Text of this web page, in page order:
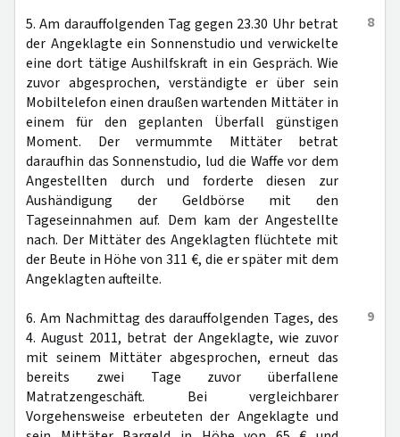
8
5. Am darauffolgenden Tag gegen 23.30 Uhr betrat
der Angeklagte ein Sonnenstudio und verwickelte
eine dort tätige Aushilfskraft in ein Gespräch. Wie
zuvor abgesprochen, verständigte er über sein
Mobiltelefon einen draußen wartenden Mittäter in
einem für den geplanten Überfall günstigen
Moment. Der vermummte Mittäter betrat
daraufhin das Sonnenstudio, lud die Waffe vor dem
Angestellten durch und forderte diesen zur
Aushändigung der Geldbörse mit den
Tageseinnahmen auf. Dem kam der Angestellte
nach. Der Mittäter des Angeklagten flüchtete mit
der Beute in Höhe von 311 €, die er später mit dem
Angeklagten aufteilte.
9
6. Am Nachmittag des darauffolgenden Tages, des
4. August 2011, betrat der Angeklagte, wie zuvor
mit seinem Mittäter abgesprochen, erneut das
bereits zwei Tage zuvor überfallene
Matratzengeschäft. Bei vergleichbarer
Vorgehensweise erbeuteten der Angeklagte und